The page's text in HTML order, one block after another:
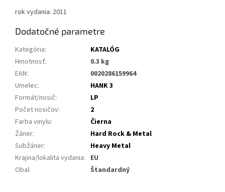
rok vydania: 2011
Dodatočné parametre
Kategória:
KATALÓG
Hmotnosť:
0.3 kg
EAN:
0020286159964
Umelec:
HANK 3
Formát/nosič:
LP
Počet nosičov:
2
Farba vinylu:
Čierna
Žáner:
Hard Rock & Metal
Subžáner:
Heavy Metal
Krajina/lokalita vydania: EU
Obal: Štandardný